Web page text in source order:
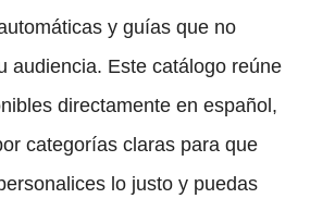
y guías que no
audiencia. Este catálogo reúne
directamente en español,
categorías claras para que
lo justo y puedas